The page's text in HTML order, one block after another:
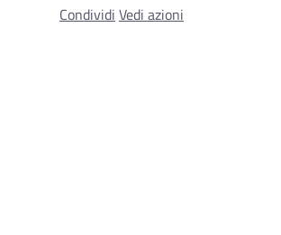
Condividi Vedi azioni